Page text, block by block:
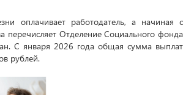
оплачивает работодатель, а начиная с
перечисляет Отделение Социального фонда
С января 2026 года общая сумма выплат
рублей.